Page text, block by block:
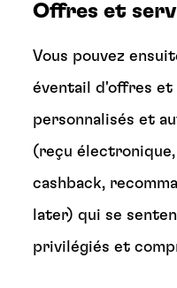
Offres et
Vous pouvez
éventail d'offres et
personnalisés et
(reçu
cashback,
later) qui se
privilégiés et